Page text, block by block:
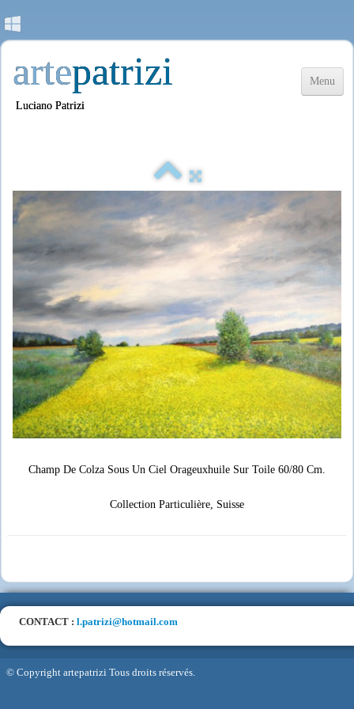
artepatrizi
Luciano Patrizi
Menu
Champ De Colza Sous Un Ciel Orageuxhuile Sur Toile 60/80 Cm.
Collection Particulière, Suisse
CONTACT : l.patrizi@hotmail.com
© Copyright artepatrizi Tous droits réservés.